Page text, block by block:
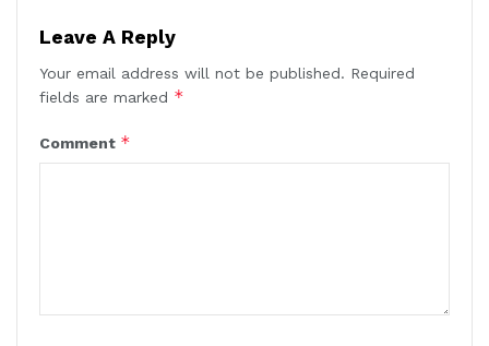
Leave A Reply
Your email address will not be published. Required
fields are marked *
Comment *